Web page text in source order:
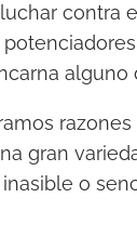
contra
alguno
gran
o